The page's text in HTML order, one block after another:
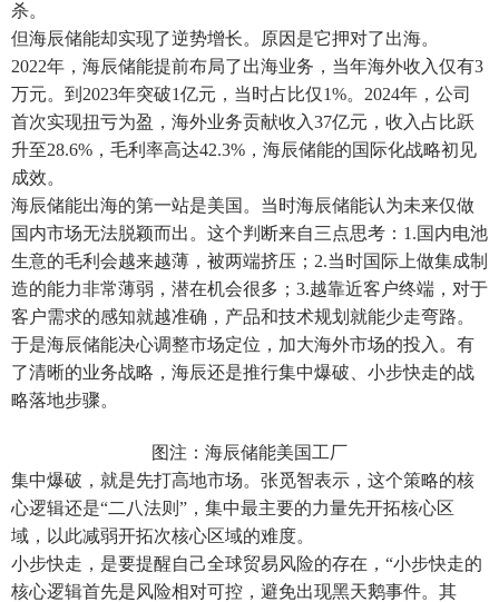
杀。
但海辰储能却实现了逆势增长。原因是它押对了出海。
2022年，海辰储能提前布局了出海业务，当年海外收入仅有3
万元。到2023年突破1亿元，当时占比仅1%。2024年，公司
首次实现扭亏为盈，海外业务贡献收入37亿元，收入占比跃
升至28.6%，毛利率高达42.3%，海辰储能的国际化战略初见
成效。
海辰储能出海的第一站是美国。当时海辰储能认为未来仅做
国内市场无法脱颖而出。这个判断来自三点思考：1.国内电池
生意的毛利会越来越薄，被两端挤压；2.当时国际上做集成制
造的能力非常薄弱，潜在机会很多；3.越靠近客户终端，对于
客户需求的感知就越准确，产品和技术规划就能少走弯路。
于是海辰储能决心调整市场定位，加大海外市场的投入。有
了清晰的业务战略，海辰还是推行集中爆破、小步快走的战
略落地步骤。
图注：海辰储能美国工厂
集中爆破，就是先打高地市场。张觅智表示，这个策略的核
心逻辑还是“二八法则”，集中最主要的力量先开拓核心区
域，以此减弱开拓次核心区域的难度。
小步快走，是要提醒自己全球贸易风险的存在，“小步快走的
核心逻辑首先是风险相对可控，避免出现黑天鹅事件。其